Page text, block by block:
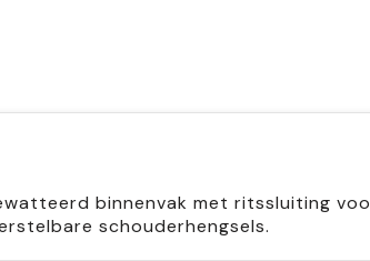
binnenvak met ritssluiting
schouderhengsels.